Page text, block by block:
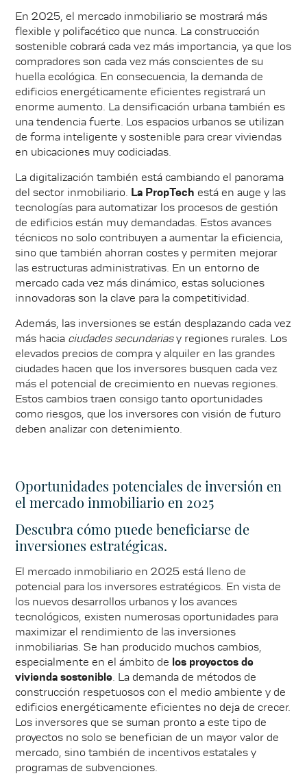
En 2025, el mercado inmobiliario se mostrará más
flexible y polifacético que nunca. La construcción
sostenible cobrará cada vez más importancia, ya que los
compradores son cada vez más conscientes de su
huella ecológica. En consecuencia, la demanda de
edificios energéticamente eficientes registrará un
enorme aumento. La densificación urbana también es
una tendencia fuerte. Los espacios urbanos se utilizan
de forma inteligente y sostenible para crear viviendas
en ubicaciones muy codiciadas.
La digitalización también está cambiando el panorama
del sector inmobiliario. La PropTech está en auge y las
tecnologías para automatizar los procesos de gestión
de edificios están muy demandadas. Estos avances
técnicos no solo contribuyen a aumentar la eficiencia,
sino que también ahorran costes y permiten mejorar
las estructuras administrativas. En un entorno de
mercado cada vez más dinámico, estas soluciones
innovadoras son la clave para la competitividad.
Además, las inversiones se están desplazando cada vez
más hacia ciudades secundariasy regiones rurales. Los
elevados precios de compra y alquiler en las grandes
ciudades hacen que los inversores busquen cada vez
más el potencial de crecimiento en nuevas regiones.
Estos cambios traen consigo tanto oportunidades
como riesgos, que los inversores con visión de futuro
deben analizar con detenimiento.
Oportunidades potenciales de inversión en
el mercado inmobiliario en 2025
Descubra cómo puede beneficiarse de
inversiones estratégicas.
El mercado inmobiliario en 2025 está lleno de
potencial para los inversores estratégicos. En vista de
los nuevos desarrollos urbanos y los avances
tecnológicos, existen numerosas oportunidades para
maximizar el rendimiento de las inversiones
inmobiliarias. Se han producido muchos cambios,
especialmente en el ámbito de los proyectos de
vivienda sostenible. La demanda de métodos de
construcción respetuosos con el medio ambiente y de
edificios energéticamente eficientes no deja de crecer.
Los inversores que se suman pronto a este tipo de
proyectos no solo se benefician de un mayor valor de
mercado, sino también de incentivos estatales y
programas de subvenciones.